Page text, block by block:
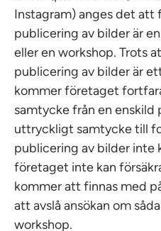
Instagram) anges det
publicering av bilder är
eller en workshop. Trots
publicering av bilder är
kommer företaget
samtycke från en enskild
uttryckligt samtycke till
publicering av bilder inte
företaget inte kan
kommer att finnas med
att avslå ansökan om
workshop.